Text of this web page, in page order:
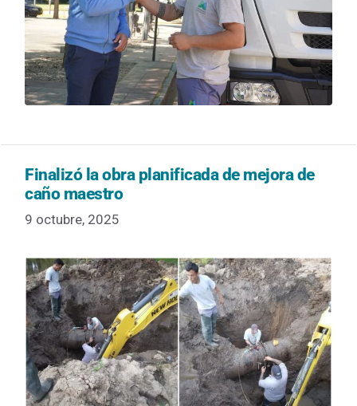
Finalizó la obra planificada de mejora de
caño maestro
9 octubre, 2025